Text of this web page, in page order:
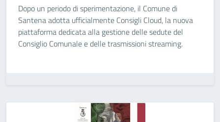
Dopo un periodo di sperimentazione, il Comune di
Santena adotta ufficialmente Consigli Cloud, la nuova
piattaforma dedicata alla gestione delle sedute del
Consiglio Comunale e delle trasmissioni streaming.